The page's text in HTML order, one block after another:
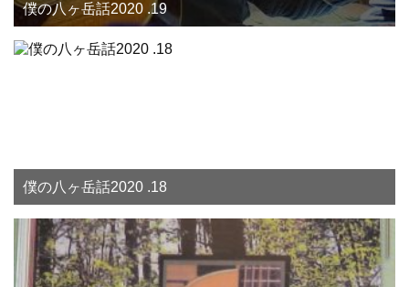
僕の八ヶ岳話2020 .19
僕の八ヶ岳話2020 .18